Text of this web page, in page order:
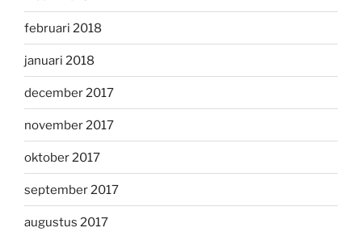
februari 2018
januari 2018
december 2017
november 2017
oktober 2017
september 2017
augustus 2017